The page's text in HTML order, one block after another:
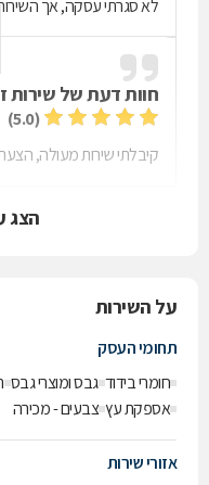
לא סגרתי עסקה, אך
חוות דעת של שירות
(5.0)
קיבלתי שירות מעולה,
הצג
על השירות
תחומי העסק
חומרי בידוד גבס ומוצרי גבס
אספקת עץ צבעים - מכירה
אזורי שירות